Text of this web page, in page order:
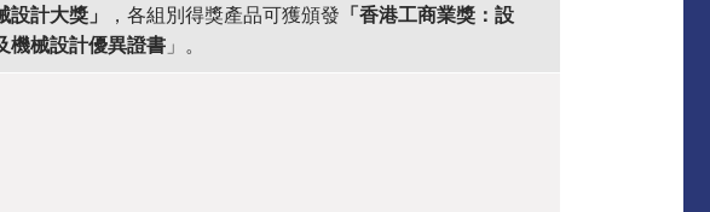
計大獎」 ，各組別得獎產品可獲頒發 「香港工商業獎：設
機械設計優異證書 」。